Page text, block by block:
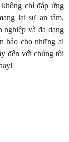
chỉ đáp ứng
lại sự an tâm,
và đa dạng
hảo cho những ai
đến với chúng tôi